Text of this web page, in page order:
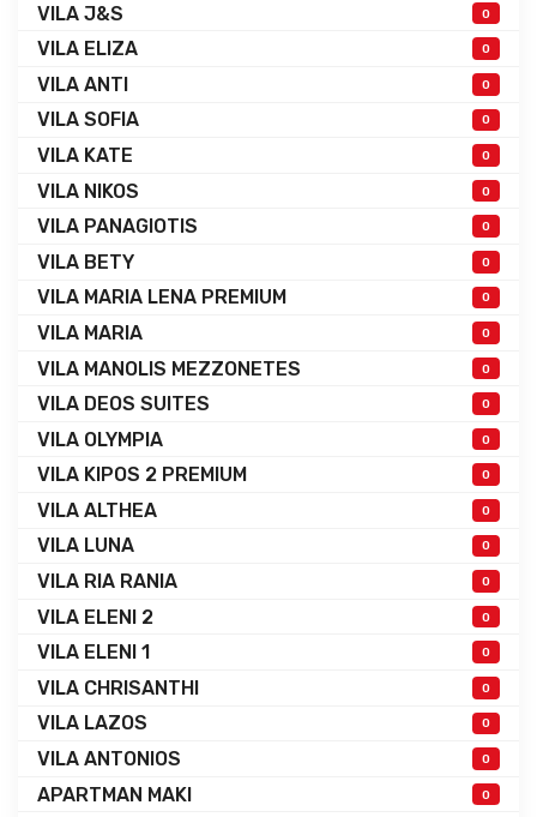
VILA J&S 0
VILA ELIZA 0
VILA ANTI 0
VILA SOFIA 0
VILA KATE 0
VILA NIKOS 0
VILA PANAGIOTIS 0
VILA BETY 0
VILA MARIA LENA PREMIUM 0
VILA MARIA 0
VILA MANOLIS MEZZONETES 0
VILA DEOS SUITES 0
VILA OLYMPIA 0
VILA KIPOS 2 PREMIUM 0
VILA ALTHEA 0
VILA LUNA 0
VILA RIA RANIA 0
VILA ELENI 2 0
VILA ELENI 1 0
VILA CHRISANTHI 0
VILA LAZOS 0
VILA ANTONIOS 0
APARTMAN MAKI 0